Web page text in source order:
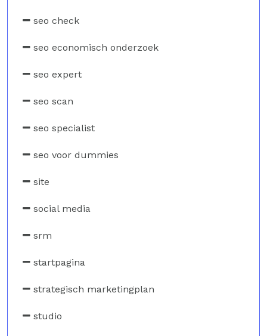
seo check
seo economisch onderzoek
seo expert
seo scan
seo specialist
seo voor dummies
site
social media
srm
startpagina
strategisch marketingplan
studio